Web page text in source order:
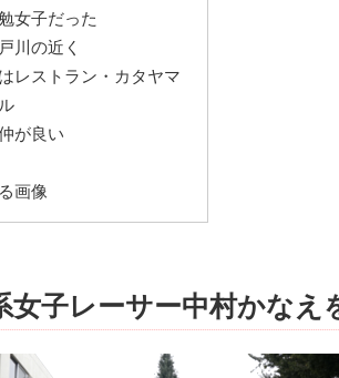
女子だった
川の近く
レストラン・カタヤマ
が良い
画像
子レーサー中村かなえ